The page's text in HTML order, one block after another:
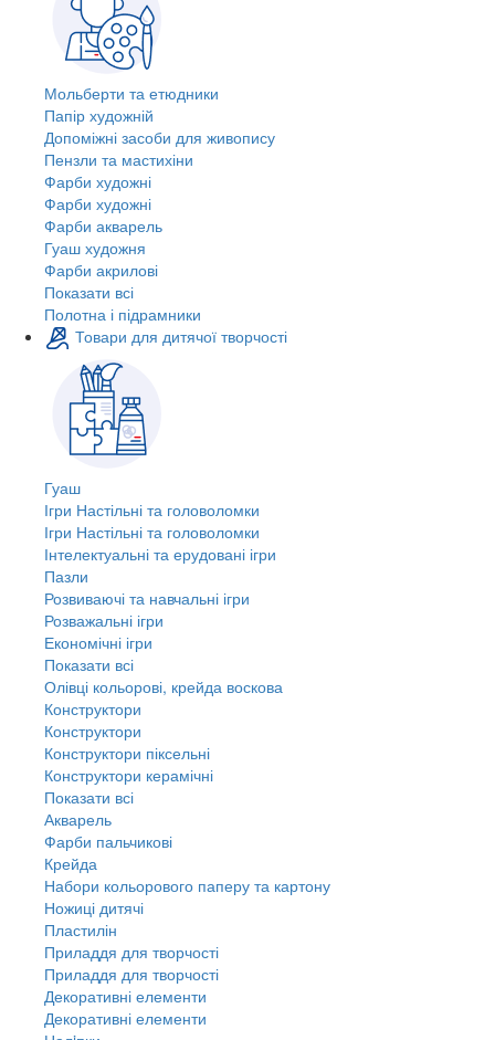
Мольберти та етюдники
Папір художній
Допоміжні засоби для живопису
Пензли та мастихіни
Фарби художні
Фарби художні
Фарби акварель
Гуаш художня
Фарби акрилові
Показати всі
Полотна і підрамники
Товари для дитячої творчості
Гуаш
Ігри Настільні та головоломки
Ігри Настільні та головоломки
Інтелектуальні та ерудовані ігри
Пазли
Розвиваючі та навчальні ігри
Розважальні ігри
Економічні ігри
Показати всі
Олівці кольорові, крейда воскова
Конструктори
Конструктори
Конструктори піксельні
Конструктори керамічні
Показати всі
Акварель
Фарби пальчикові
Крейда
Набори кольорового паперу та картону
Ножиці дитячі
Пластилін
Приладдя для творчості
Приладдя для творчості
Декоративні елементи
Декоративні елементи